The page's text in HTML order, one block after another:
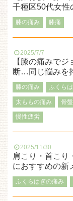
千種区50代女性
膝の痛み 膝痛
2025/7/7
【膝の痛みで
断…同じ悩みを
膝の痛み ふくら
太ももの痛み 骨
慢性疲労
2025/11/30
肩こり・首こり
におすすめの新
ふくらはぎの痛み